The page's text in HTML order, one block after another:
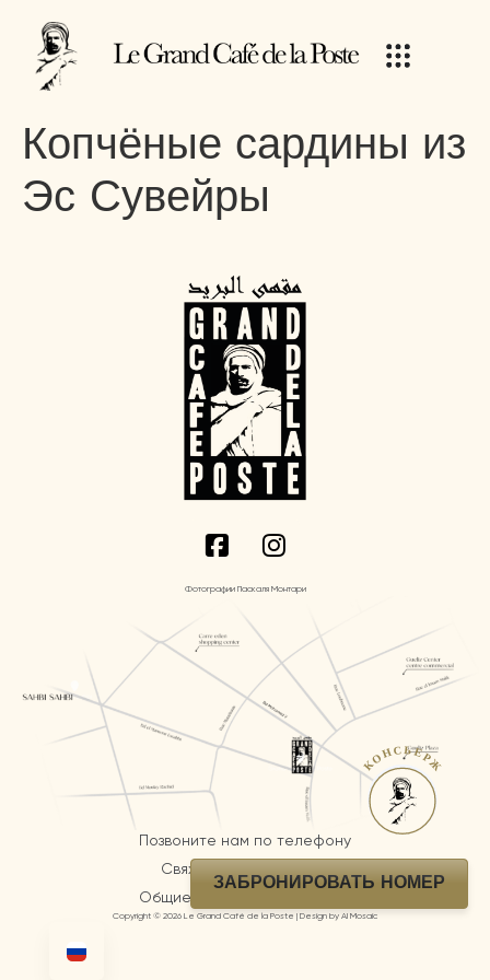
Копчёные сардины из
Эс-Сувейры
Позвоните нам по телефону
Свяжитесь с командой
Общие положения и условия
Фотографии Паскаля Монтари
Copyright © 2026 Le Grand Café de la Poste | Design by AI Mosaic
ЗАБРОНИРОВАТЬ НОМЕР
КОНСЬЕРЖ